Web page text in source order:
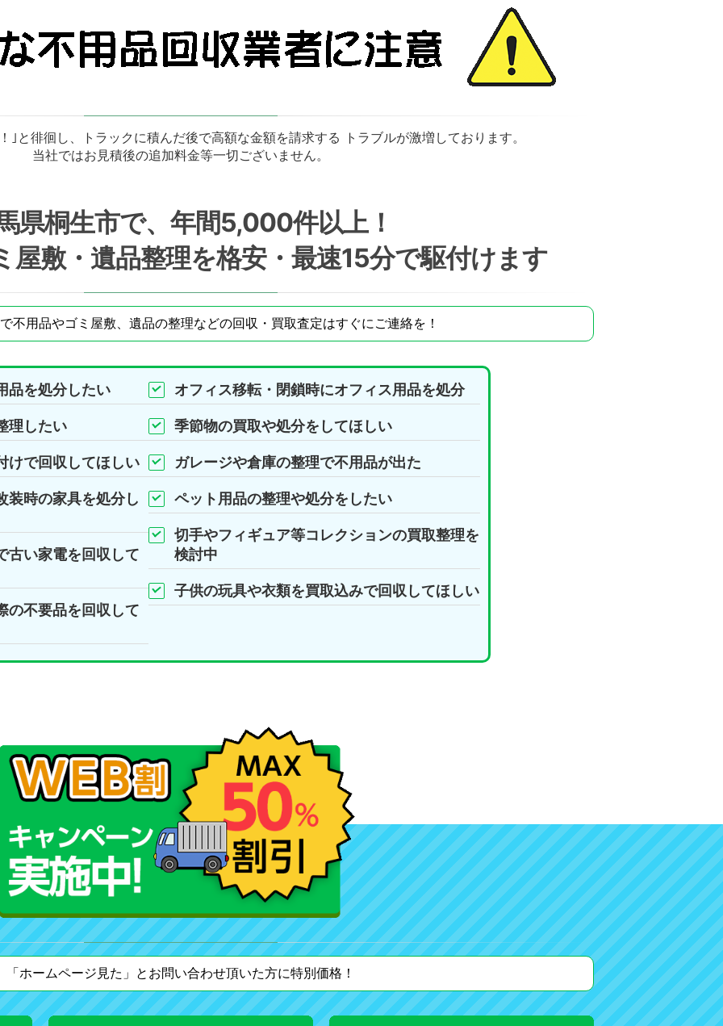
｣と徘徊し、トラックに積んだ後で高額な金額を請求する トラブルが激増しております。
当社ではお見積後の追加料金等一切ございません。
県桐生市で、年間5,000件以上！
屋敷・遺品整理を格安・最速15分で駆付けます
不用品やゴミ屋敷、遺品の整理などの回収・買取査定はすぐにご連絡を！
品を処分したい
理したい
けで回収してほしい
装時の家具を処分し
古い家電を回収して
の不要品を回収して
オフィス移転・閉鎖時にオフィス用品を処分
季節物の買取や処分をしてほしい
ガレージや倉庫の整理で不用品が出た
ペット用品の整理や処分をしたい
切手やフィギュア等コレクションの買取整理を
検討中
子供の玩具や衣類を買取込みで回収してほしい
「ホームページ見た」とお問い合わせ頂いた方に特別価格！